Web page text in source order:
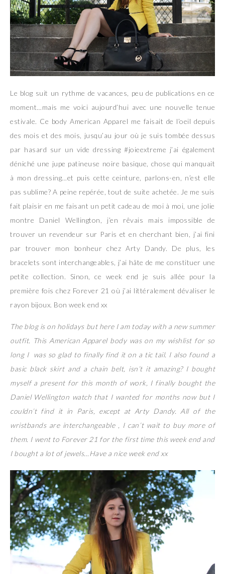
Le blog suit un rythme de vacances, peu de publications en ce
moment…mais me voici aujourd’hui avec une nouvelle tenue
estivale. Ce body American Apparel me faisait de l’oeil depuis
des mois et des mois, jusqu’au jour où je suis tombée dessus
par hasard sur un vide dressing #joieextreme j’ai également
déniché une jupe patineuse noire basique, chose qui manquait
à mon dressing…et puis cette ceinture, parlons-en, n’est elle
pas sublime? A peine repérée, tout de suite achetée. Je me suis
fait plaisir en me faisant un petit cadeau de moi à moi, une jolie
montre Daniel Wellington, j’en rêvais mais impossible de
trouver un revendeur sur Paris et en cherchant bien, j’ai fini
par trouver mon bonheur chez Arty Dandy. De plus, les
bracelets sont interchangeables, j’ai hâte de me constituer une
petite collection. Sinon, ce week end je suis allée pour la
première fois chez Forever 21 où j’ai littéralement dévaliser le
rayon bijoux. Bon week end xx
The blog is on holidays but here I am today with a new summer
outfit. This American Apparel body was on my wishlist for so
long I was so glad to finally find it on a tic tail. I also found a
basic black skirt and a chain belt, isn’t it amazing? I bought
myself a present for this month of work, I finally bought the
Daniel Wellington watch that I wanted for months now but I
couldn’t find it in Paris, except at Arty Dandy. All of the
wristbands are interchangeable , I can’t wait to buy more of
them. I went to Forever 21 for the first time this week end and
I bought a lot of jewels…Have a nice week end xx